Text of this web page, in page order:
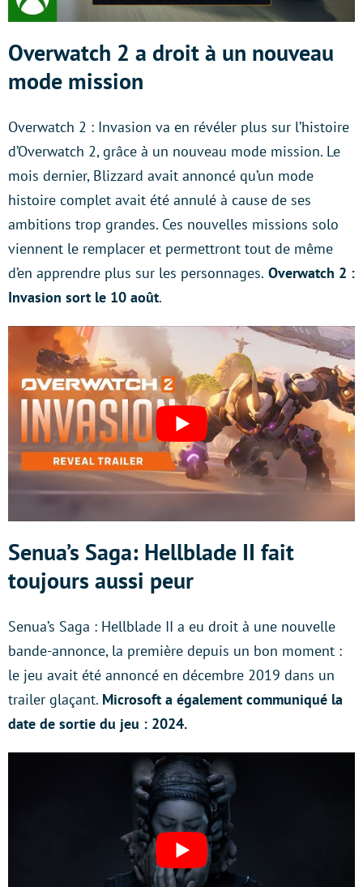
Overwatch 2 a droit à un nouveau
mode mission
Overwatch 2 : Invasion va en révéler plus sur l’histoire
d’Overwatch 2, grâce à un nouveau mode mission. Le
mois dernier, Blizzard avait annoncé qu’un mode
histoire complet avait été annulé à cause de ses
ambitions trop grandes. Ces nouvelles missions solo
viennent le remplacer et permettront tout de même
d’en apprendre plus sur les personnages. Overwatch 2 :
Invasion sort le 10 août.
Senua’s Saga: Hellblade II fait
toujours aussi peur
Senua’s Saga : Hellblade II a eu droit à une nouvelle
bande-annonce, la première depuis un bon moment :
le jeu avait été annoncé en décembre 2019 dans un
trailer glaçant. Microsoft a également communiqué la
date de sortie du jeu : 2024.